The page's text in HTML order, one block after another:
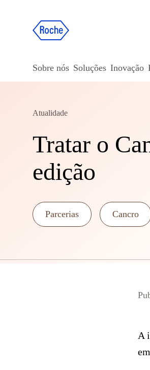
Sobre nós Soluções Inovação
Atualidade
Tratar o
edição
Parcerias Cancro
A